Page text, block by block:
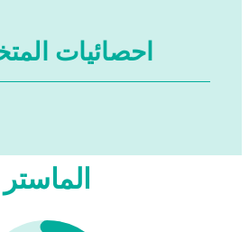
احصائيات
الماستر